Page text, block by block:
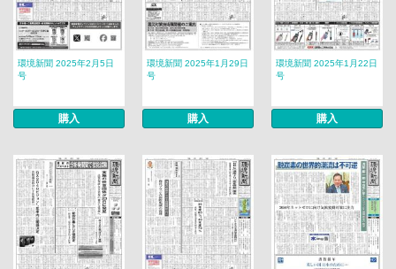
環境新聞 2025年2月5日
号
購入
環境新聞 2025年1月29日
号
購入
環境新聞 2025年1月22日
号
購入